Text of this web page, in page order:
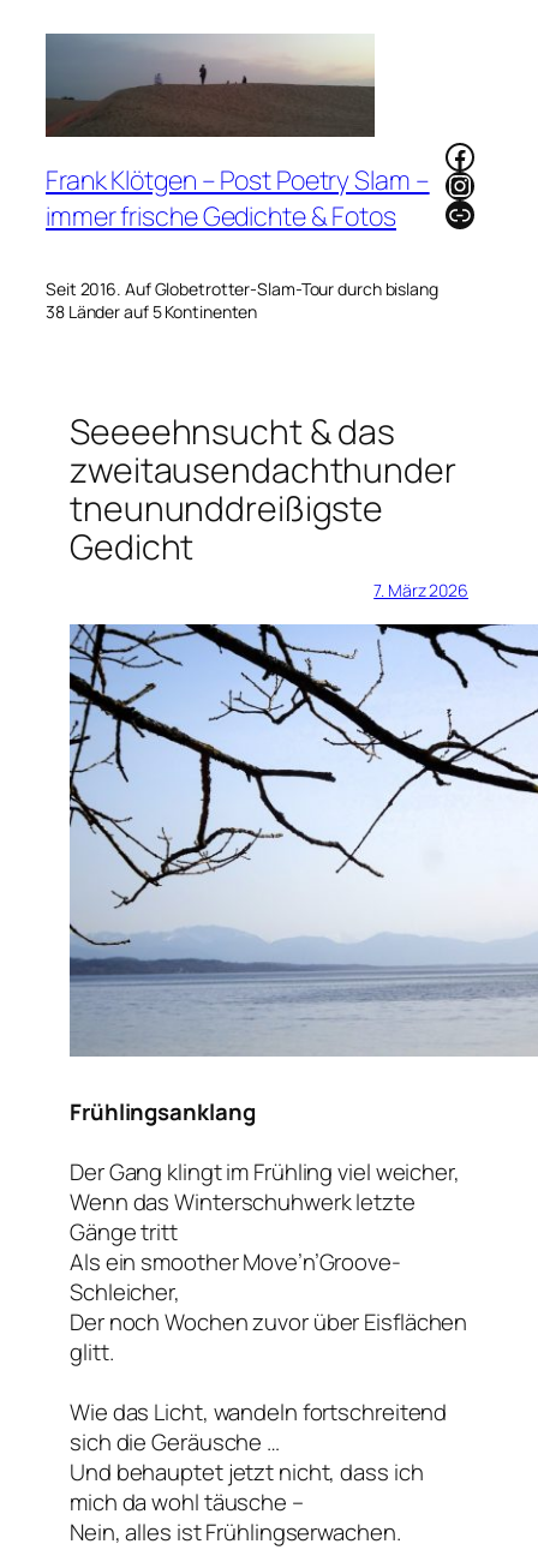
Frank Klötgen – Post Poetry Slam –
immer frische Gedichte & Fotos
Seit 2016. Auf Globetrotter-Slam-Tour durch bislang
38 Länder auf 5 Kontinenten
Link
Seeeehnsucht & das
zweitausendachthunder
tneununddreißigste
Gedicht
7. März 2026
Frühlingsanklang
Der Gang klingt im Frühling viel weicher,
Wenn das Winterschuhwerk letzte
Gänge tritt
Als ein smoother Move’n’Groove-
Schleicher,
Der noch Wochen zuvor über Eisflächen
glitt.
Wie das Licht, wandeln fortschreitend
sich die Geräusche …
Und behauptet jetzt nicht, dass ich
mich da wohl täusche –
Nein, alles ist Frühlingserwachen.